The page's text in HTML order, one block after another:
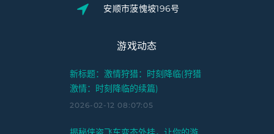
安顺市菠愧坡196号
游戏动态
新标题：激情狩猎：时刻降临(狩猎
激情：时刻降临的续篇)
2026-02-12 08:07:05